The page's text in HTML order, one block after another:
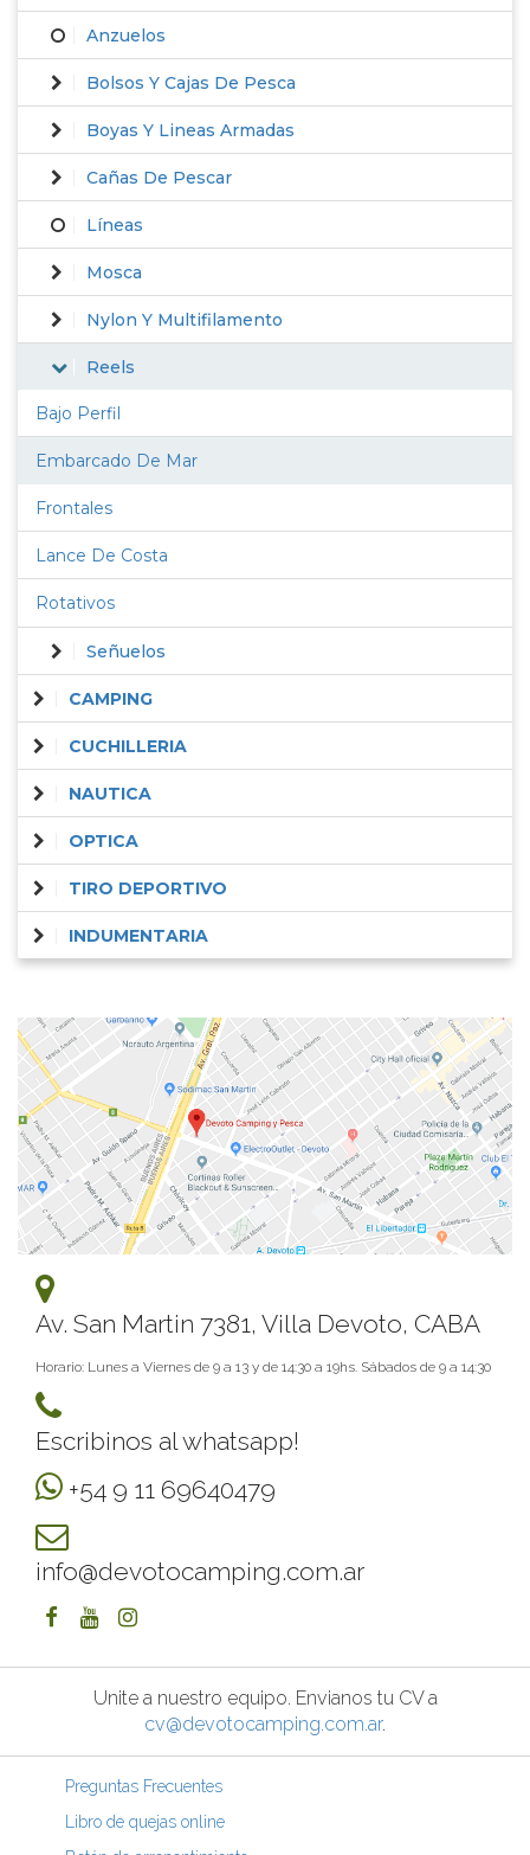
Anzuelos
Bolsos Y Cajas De Pesca
Boyas Y Lineas Armadas
Cañas De Pescar
Líneas
Mosca
Nylon Y Multifilamento
Reels
Bajo Perfil
Embarcado De Mar
Frontales
Lance De Costa
Rotativos
Señuelos
CAMPING
CUCHILLERIA
NAUTICA
OPTICA
TIRO DEPORTIVO
INDUMENTARIA
Av. San Martin 7381, Villa Devoto, CABA
Horario: Lunes a Viernes de 9 a 13 y de 14:30 a 19hs. Sábados de 9 a 14:30
Escribinos al whatsapp!
+54 9 11 69640479
info@devotocamping.com.ar
Unite a nuestro equipo. Envianos tu CV a
cv@devotocamping.com.ar.
Preguntas Frecuentes
Libro de quejas online